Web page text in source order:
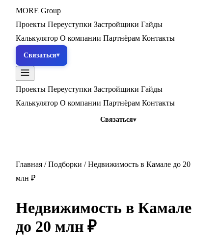
MORE Group
Проекты Переуступки Застройщики Гайды
Калькулятор О компании Партнёрам Контакты
Связаться
Проекты Переуступки Застройщики Гайды
Калькулятор О компании Партнёрам Контакты
Связаться
Главная / Подборки / Недвижимость в Камале до 20
млн ₽
Недвижимость в Камале
до 20 млн ₽